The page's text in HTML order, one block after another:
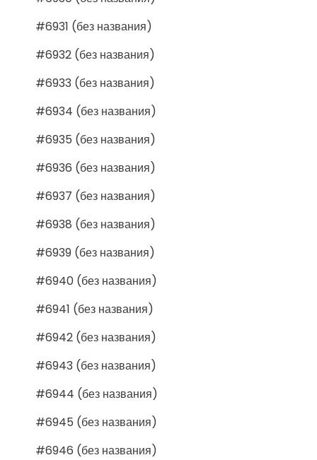
#6931 (без названия)
#6932 (без названия)
#6933 (без названия)
#6934 (без названия)
#6935 (без названия)
#6936 (без названия)
#6937 (без названия)
#6938 (без названия)
#6939 (без названия)
#6940 (без названия)
#6941 (без названия)
#6942 (без названия)
#6943 (без названия)
#6944 (без названия)
#6945 (без названия)
#6946 (без названия)